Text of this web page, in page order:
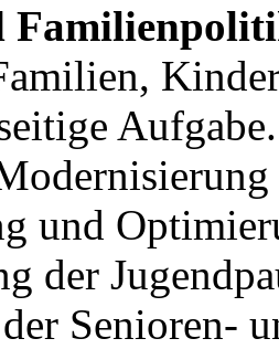
und
der
Senioren-